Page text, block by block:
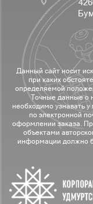
Данный сайт носит
при каких
определяемой
Точные данные о
необходимо узнавать
по электронной
оформлении заказа.
объектами
информации должно